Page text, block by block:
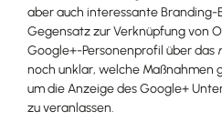
aber auch interessante
Gegensatz zur Verknüpfung von
Google+-Personenprofil über das
noch unklar, welche Maßnahmen
um die Anzeige des Google+
zu veranlassen.